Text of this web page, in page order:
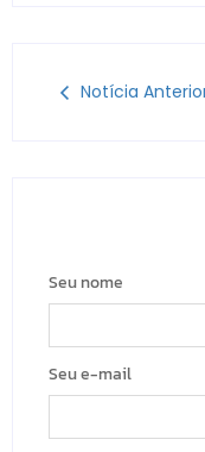
Notícia
Seu nome
Seu e-mail